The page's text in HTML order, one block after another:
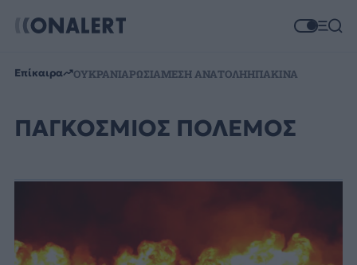
Επίκαιρα ΟΥΚΡΑΝΙΑΡΩΣΙΑΜΕΣΗ ΑΝΑΤΟΛΗΗΠΑΚΙΝΑ
ΠΑΓΚΟΣΜΙΟΣ ΠΟΛΕΜΟΣ